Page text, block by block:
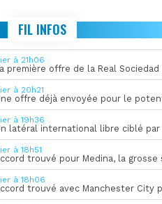
FIL INFOS
à 21h06
à 20h21
à 19h36
latéral international libre ciblé par
à 18h51
à 18h06
trouvé avec Manchester City